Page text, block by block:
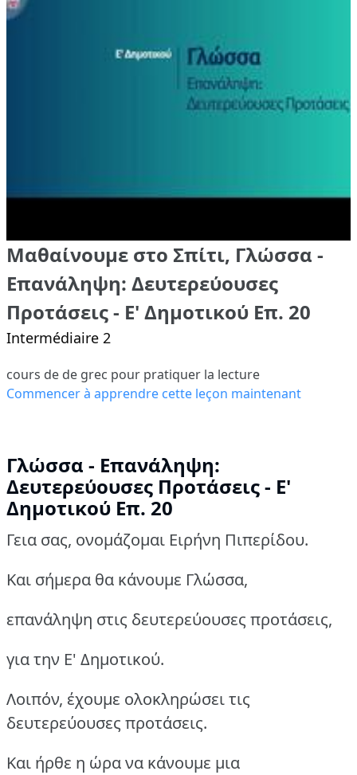
Μαθαίνουμε στο Σπίτι, Γλώσσα -
Επανάληψη: Δευτερεύουσες
Προτάσεις - Ε' Δημοτικού Επ. 20
Intermédiaire 2
cours de de grec pour pratiquer la lecture
Commencer à apprendre cette leçon maintenant
Γλώσσα - Επανάληψη:
Δευτερεύουσες Προτάσεις - Ε'
Δημοτικού Επ. 20
Γεια σας, ονομάζομαι Ειρήνη Πιπερίδου.
Και σήμερα θα κάνουμε Γλώσσα,
επανάληψη στις δευτερεύουσες προτάσεις,
για την Ε' Δημοτικού.
Λοιπόν, έχουμε ολοκληρώσει τις
δευτερεύουσες προτάσεις.
Και ήρθε η ώρα να κάνουμε μια